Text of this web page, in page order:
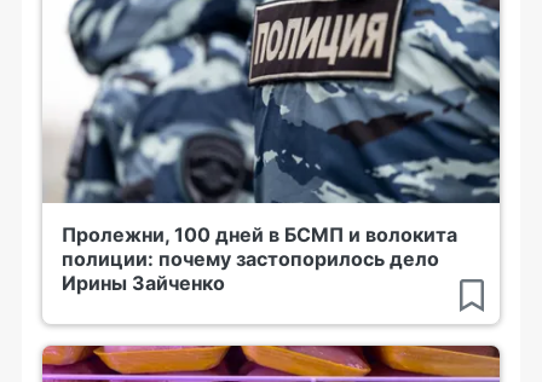
Пролежни, 100 дней в БСМП и волокита
полиции: почему застопорилось дело
Ирины Зайченко